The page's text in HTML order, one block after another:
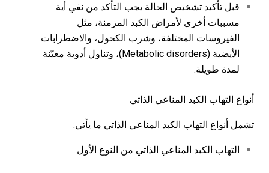
قبل تأكيد تشخيص الحالة يجب التأكد من نفي أية
مسببات أخرى لأمراض الكبد المزمنة، مثل
الفيروسات المختلفة، وشرب الكحول، والاضطرابات
الأيضية (Metabolic disorders)، وتناول أدوية معيّنة
لمدة طويلة.
أنواع التهاب الكبد المناعي الذاتي
تشمل أنواع التهاب الكبد المناعي الذاتي ما يأتي:
التهاب الكبد المناعي الذاتي من النوع الأول